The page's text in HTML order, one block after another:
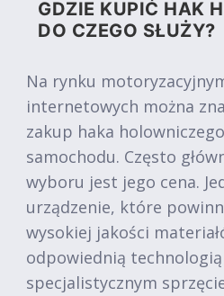
GDZIE KUPIĆ HAK
DO CZEGO SŁUŻY?
Na rynku
internetowych można
zakup haka
samochodu. Często
wyboru jest jego cena.
urządzenie, które
wysokiej jakości
odpowiednią
specjalistycznym